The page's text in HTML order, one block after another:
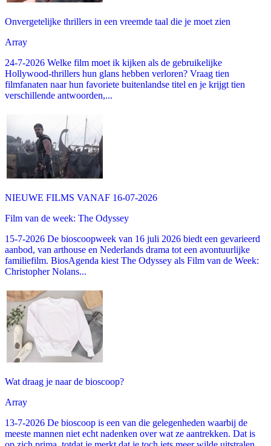
Onvergetelijke thrillers in een vreemde taal die je moet zien
Array
24-7-2026 Welke film moet ik kijken als de gebruikelijke
Hollywood-thrillers hun glans hebben verloren? Vraag tien
filmfanaten naar hun favoriete buitenlandse titel en je krijgt tien
verschillende antwoorden,...
NIEUWE FILMS VANAF 16-07-2026
Film van de week: The Odyssey
15-7-2026 De bioscoopweek van 16 juli 2026 biedt een gevarieerd
aanbod, van arthouse en Nederlands drama tot een avontuurlijke
familiefilm. BiosAgenda kiest The Odyssey als Film van de Week:
Christopher Nolans...
Wat draag je naar de bioscoop?
Array
13-7-2026 De bioscoop is een van die gelegenheden waarbij de
meeste mannen niet echt nadenken over wat ze aantrekken. Dat is